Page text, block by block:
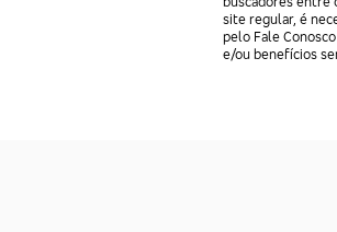
site regular, é
pelo Fale
e/ou benefícios